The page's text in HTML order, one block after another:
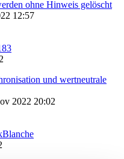
ohne Hinweis gelöscht
12:57
und wertneutrale
2022 20:02